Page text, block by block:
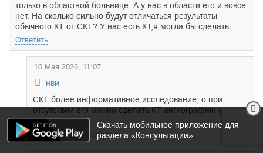
только в областной больнице. А у нас в области его и вовсе
нет. На сколько сильно будут отличаться результаты
обычного КТ от СКТ? У нас есть КТ,я могла бы сделать.
Ответить
10 Мая 2026, 11:07
нви
СКТ более информативное исследование, о при
отсутствии его можно сделать КТ ангиографию с
контрастом.
Поблагодарить Ответить
Скачать мобильное приложение для
раздела «Консультации»